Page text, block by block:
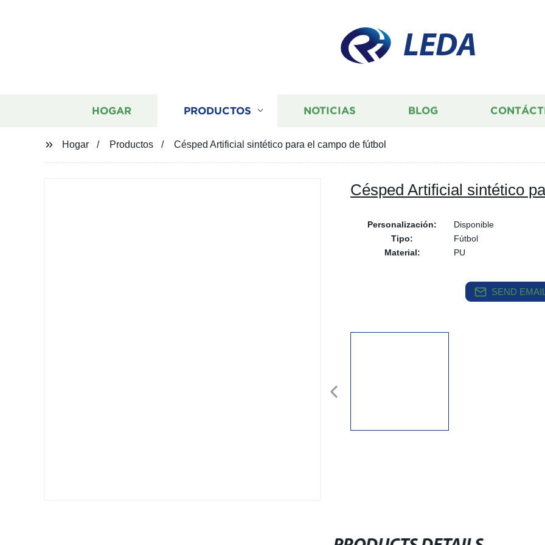
LEDA
HOGAR PRODUCTOS NOTICIAS BLOG
Hogar Productos Césped Artificial sintético para el campo de fútbol
Césped Artificial sintético
Personalización:
Disponible
Tipo:
Fútbol
Material:
PU
SEND